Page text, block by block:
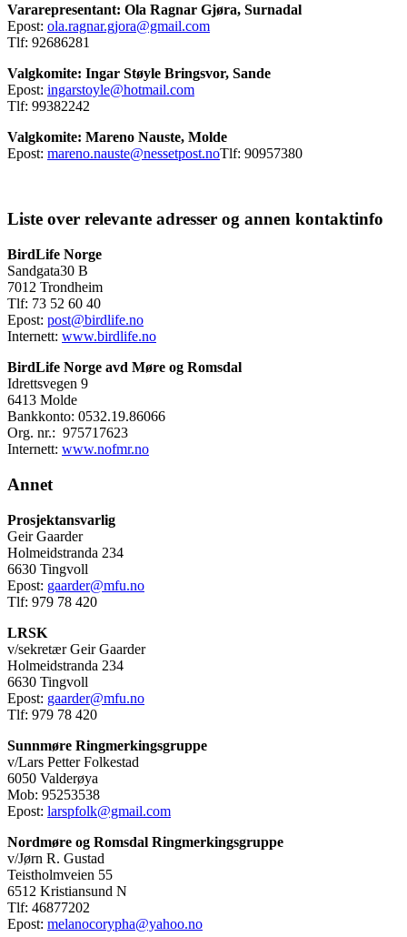
Vararepresentant: Ola Ragnar Gjøra, Surnadal
Epost: ola.ragnar.gjora@gmail.com
Tlf: 92686281
Valgkomite: Ingar Støyle Bringsvor, Sande
Epost: ingarstoyle@hotmail.com
Tlf: 99382242
Valgkomite: Mareno Nauste, Molde
Epost: mareno.nauste@nessetpost.noTlf: 90957380
Liste over relevante adresser og annen kontaktinfo
BirdLife Norge
Sandgata30 B
7012 Trondheim
Tlf: 73 52 60 40
Epost: post@birdlife.no
Internett: www.birdlife.no
BirdLife Norge avd Møre og Romsdal
Idrettsvegen 9
6413 Molde
Bankkonto: 0532.19.86066
Org. nr.: 975717623
Internett: www.nofmr.no
Annet
Prosjektansvarlig
Geir Gaarder
Holmeidstranda 234
6630 Tingvoll
Epost: gaarder@mfu.no
Tlf: 979 78 420
LRSK
v/sekretær Geir Gaarder
Holmeidstranda 234
6630 Tingvoll
Epost: gaarder@mfu.no
Tlf: 979 78 420
Sunnmøre Ringmerkingsgruppe
v/Lars Petter Folkestad
6050 Valderøya
Mob: 95253538
Epost: larspfolk@gmail.com
Nordmøre og Romsdal Ringmerkingsgruppe
v/Jørn R. Gustad
Teistholmveien 55
6512 Kristiansund N
Tlf: 46877202
Epost: melanocorypha@yahoo.no